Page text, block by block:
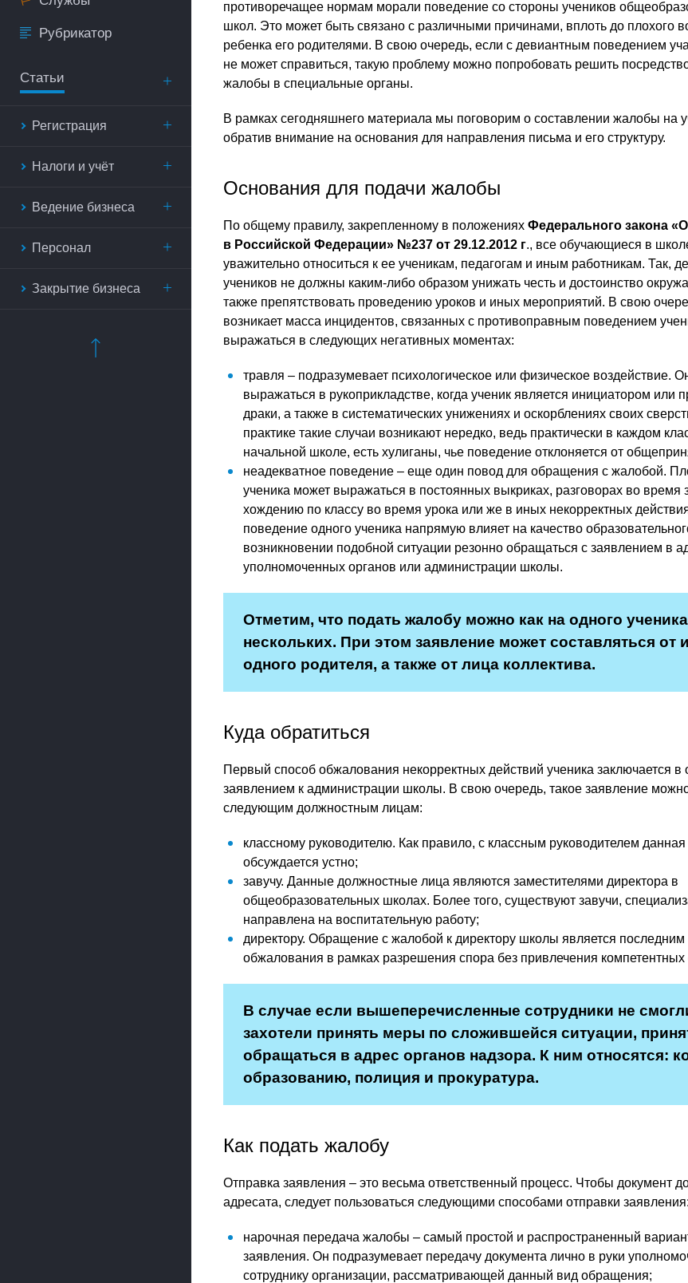
Рубрикатор
Статьи
Регистрация
Налоги и учёт
Ведение бизнеса
Персонал
Закрытие бизнеса
противоречащее нормам морали поведение со стороны учеников
школ. Это может быть связано с различными причинами, вплоть до плохого
ребенка его родителями. В свою очередь, если с девиантным поведением
не может справиться, такую проблему можно попробовать решить
жалобы в специальные органы.
В рамках сегодняшнего материала мы поговорим о составлении жалобы на
обратив внимание на основания для направления письма и его структуру.
Основания для подачи жалобы
По общему правилу, закрепленному в положениях Федерального закона
в Российской Федерации» №237 от 29.12.2012 г., все обучающиеся в
уважительно относиться к ее ученикам, педагогам и иным работникам. Так,
учеников не должны каким-либо образом унижать честь и достоинство
также препятствовать проведению уроков и иных мероприятий. В свою
возникает масса инцидентов, связанных с противоправным поведением
выражаться в следующих негативных моментах:
травля – подразумевает психологическое или физическое воздействие.
выражаться в рукоприкладстве, когда ученик является инициатором или
драки, а также в систематических унижениях и оскорблениях своих
практике такие случаи возникают нередко, ведь практически в каждом
начальной школе, есть хулиганы, чье поведение отклоняется от
неадекватное поведение – еще один повод для обращения с жалобой.
ученика может выражаться в постоянных выкриках, разговорах во время
хождению по классу во время урока или же в иных некорректных
поведение одного ученика напрямую влияет на качество
возникновении подобной ситуации резонно обращаться с заявлением в
уполномоченных органов или администрации школы.
Отметим, что подать жалобу можно как на одного
нескольких. При этом заявление может составляться от
одного родителя, а также от лица коллектива.
Куда обратиться
Первый способ обжалования некорректных действий ученика заключается
заявлением к администрации школы. В свою очередь, такое заявление
следующим должностным лицам:
классному руководителю. Как правило, с классным руководителем
обсуждается устно;
завучу. Данные должностные лица являются заместителями директора в
общеобразовательных школах. Более того, существуют завучи,
направлена на воспитательную работу;
директору. Обращение с жалобой к директору школы является
обжалования в рамках разрешения спора без привлечения компетентных
В случае если вышеперечисленные сотрудники не
захотели принять меры по сложившейся ситуации,
обращаться в адрес органов надзора. К ним относятся:
образованию, полиция и прокуратура.
Как подать жалобу
Отправка заявления – это весьма ответственный процесс. Чтобы документ
адресата, следует пользоваться следующими способами отправки заявления:
нарочная передача жалобы – самый простой и распространенный
заявления. Он подразумевает передачу документа лично в руки
сотруднику организации, рассматривающей данный вид обращения;